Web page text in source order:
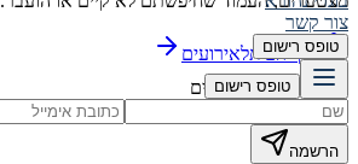
צור קשר
טופס רישום
טופס רישום
לדף הביתלאירועים
הישארו מעודכנים
הרשמה